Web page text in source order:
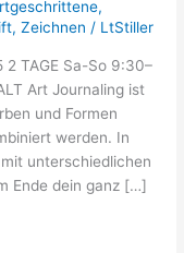
,
,Zeichnen / LtStiller
2 TAGE Sa-So 9:30–
Art Journaling ist
und Formen
werden. In
unterschiedlichen
Ende dein ganz […]